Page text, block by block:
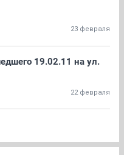
23 февраля
19.02.11 на ул.
22 февраля